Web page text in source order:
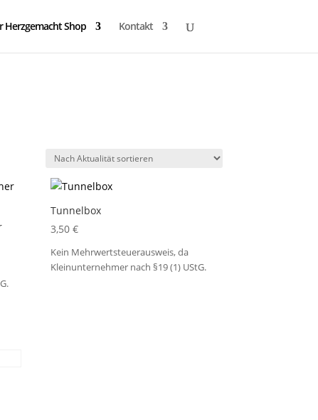
Herzgemacht Shop Kontakt
Tunnelbox
3,50€
Kein Mehrwertsteuerausweis, da
Kleinunternehmer nach §19 (1) UStG.